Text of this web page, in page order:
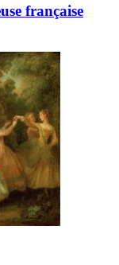
française